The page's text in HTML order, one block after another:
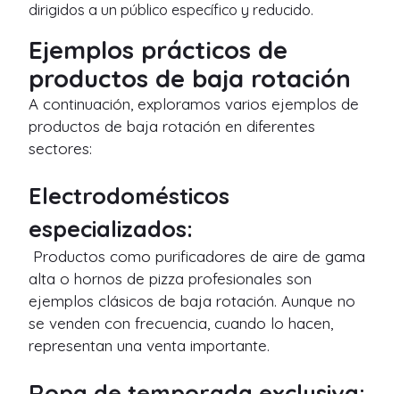
dirigidos a un público específico y reducido.
Ejemplos prácticos de
productos de baja rotación
A continuación, exploramos varios ejemplos de
productos de baja rotación en diferentes
sectores:
Electrodomésticos
especializados:
Productos como purificadores de aire de gama
alta o hornos de pizza profesionales son
ejemplos clásicos de baja rotación. Aunque no
se venden con frecuencia, cuando lo hacen,
representan una venta importante.